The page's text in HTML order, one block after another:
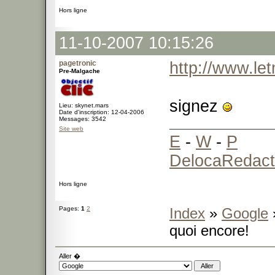
Hors ligne
11-10-2007 10:15:26
pagetronic
Pre-Malgache
Lieu: skynet.mars
Date d'inscription: 12-04-2006
Messages: 3542
Site web
http://
signez
E - W- P
Hors ligne
Pages: 1 2 Index » Google
quoi encore!
Aller �